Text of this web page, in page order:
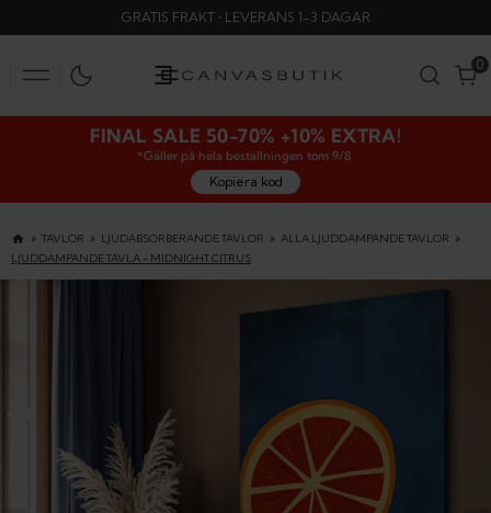
TO
GRATIS FRAKT • LEVERANS 1-3 DAGAR
00
FINAL SALE 50-70% +10% EXTRA!
*Gäller på hela beställningen tom 9/8.
Kopiera kod
TAVLOR LJUDABSORBERANDE TAVLOR
ALLA LJUDDÄMPANDE TAVLOR
LJUDDÄMPANDE TAVLA - MIDNIGHT CITRUS